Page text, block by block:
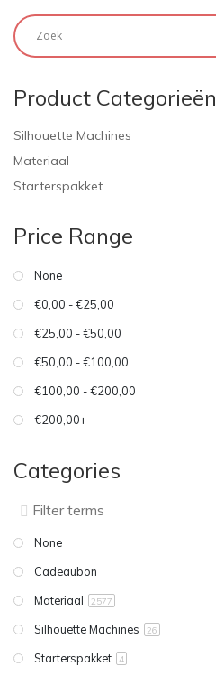
Product Categorieën
Silhouette Machines
Materiaal
Starterspakket
Price Range
None
€0,00 - €25,00
€25,00 - €50,00
€50,00 - €100,00
€100,00 - €200,00
€200,00+
Categories
None
Cadeaubon
Materiaal
2577
Silhouette Machines 26
Starterspakket 4